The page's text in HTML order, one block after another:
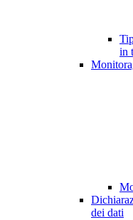
in
dei dati